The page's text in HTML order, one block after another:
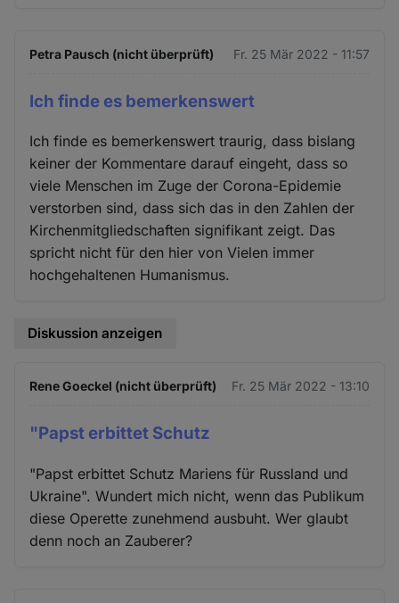
Petra Pausch (nicht überprüft) Fr. 25 Mär 2022 - 11:57
Ich finde es bemerkenswert
Ich finde es bemerkenswert traurig, dass bislang
keiner der Kommentare darauf eingeht, dass so
viele Menschen im Zuge der Corona-Epidemie
verstorben sind, dass sich das in den Zahlen der
Kirchenmitgliedschaften signifikant zeigt. Das
spricht nicht für den hier von Vielen immer
hochgehaltenen Humanismus.
Diskussion anzeigen
Rene Goeckel (nicht überprüft) Fr. 25 Mär 2022 - 13:10
"Papst erbittet Schutz
"Papst erbittet Schutz Mariens für Russland und
Ukraine". Wundert mich nicht, wenn das Publikum
diese Operette zunehmend ausbuht. Wer glaubt
denn noch an Zauberer?